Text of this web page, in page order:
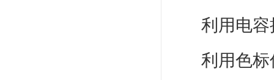
利用电
利用色